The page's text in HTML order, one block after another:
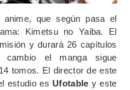
que según pasa el
Kimetsu no Yaiba. El
y durará 26 capítulos
cambio el manga sigue
tomos. El director de este
estudio es Ufotable y este